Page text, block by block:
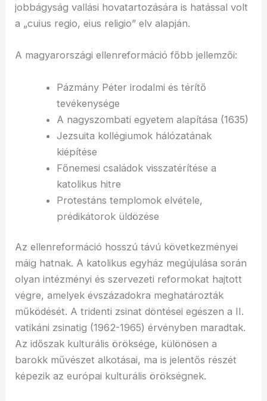
jobbágyság vallási hovatartozására is hatással volt
a „cuius regio, eius religio” elv alapján.
A magyarországi ellenreformáció főbb jellemzői:
Pázmány Péter irodalmi és térítő
tevékenysége
A nagyszombati egyetem alapítása (1635)
Jezsuita kollégiumok hálózatának
kiépítése
Főnemesi családok visszatérítése a
katolikus hitre
Protestáns templomok elvétele,
prédikátorok üldözése
Az ellenreformáció hosszú távú következményei
máig hatnak. A katolikus egyház megújulása során
olyan intézményi és szervezeti reformokat hajtott
végre, amelyek évszázadokra meghatározták
működését. A tridenti zsinat döntései egészen a II.
vatikáni zsinatig (1962-1965) érvényben maradtak.
Az időszak kulturális öröksége, különösen a
barokk művészet alkotásai, ma is jelentős részét
képezik az európai kulturális örökségnek.